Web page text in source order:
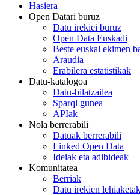
Hasiera
Open Datari buruz
Datu irekiei buruz
Open Data Euskadi
Beste euskal ekimen
Araudia
Erabilera estatistikak
Datu-katalogoa
Datu-bilatzailea
Sparql gunea
APIak
Nola berrerabili
Datuak berrerabili
Linked Open Data
Ideiak eta adibideak
Komunitatea
Berriak
Datu irekien lehiaketak